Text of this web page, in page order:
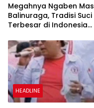
Megahnya Ngaben
Balinuraga, Tradisi Suci
Terbesar di Indonesia
dan Merekatkan Ikatan
Keluarga
HEADLINE